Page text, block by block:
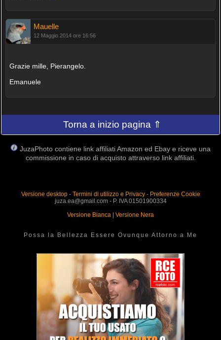
Mauelle
12 Maggio 2014 ore 16:56
Grazie mille, Pierangelo.
Emanuele
Torna a inizio pagina ⇑
JuzaPhoto contiene link affiliati Amazon ed Ebay e riceve una
commissione in caso di acquisto attraverso link affiliati.
Versione desktop- Termini di utilizzo e Privacy- Preferenze Cookie
juza.ea@gmail.com - P. IVA 01501900334
Versione Bianca
Versione Nera
Possa la Bellezza Essere Ovunque Attorno a Me